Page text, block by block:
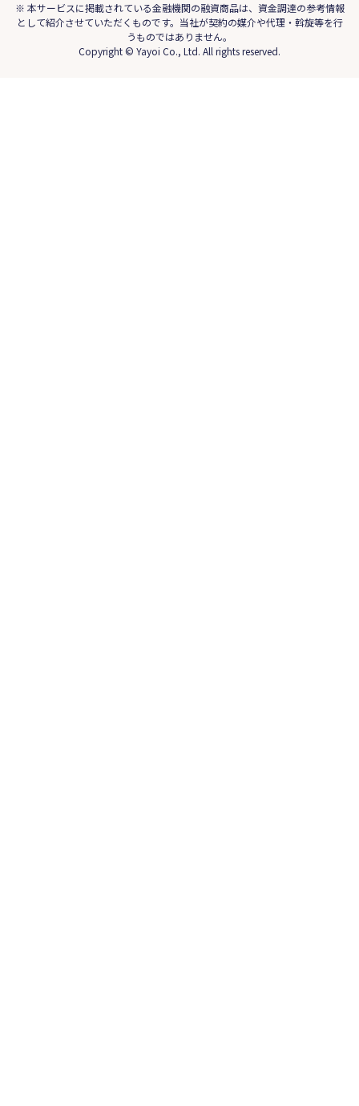
※ 本サービスに掲載されている金融機関の融資商品は、資金調達の参考情報
として紹介させていただくものです。当社が契約の媒介や代理・斡旋等を行
うものではありません。
Copyright © Yayoi Co., Ltd. All rights reserved.